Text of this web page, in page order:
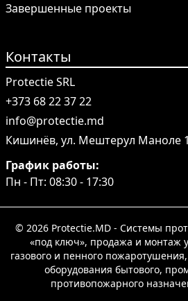
Завершенные проекты
Контакты
Protectie SRL
+373 68 22 37 22
info@protectie.md
Кишинёв, ул. Мештерул Маноле
График работы:
Пн - Пт: 08:30 - 17:30
© 2026 Protectie.MD - Системы
«под ключ», продажа и монтаж
газового и пенного
оборудования бытового,
противопожарного